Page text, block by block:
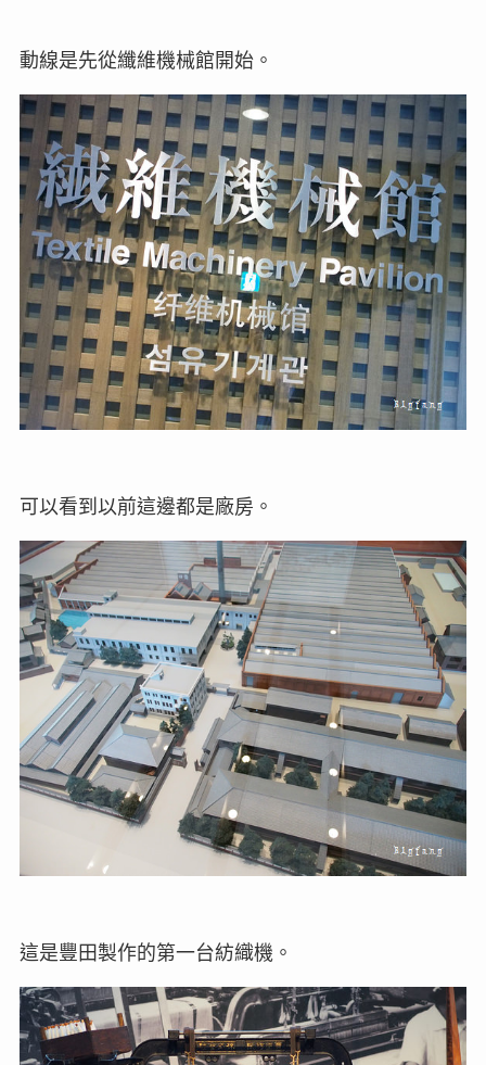
動線是先從纖維機械館開始。
可以看到以前這邊都是廠房。
這是豐田製作的第一台紡織機。